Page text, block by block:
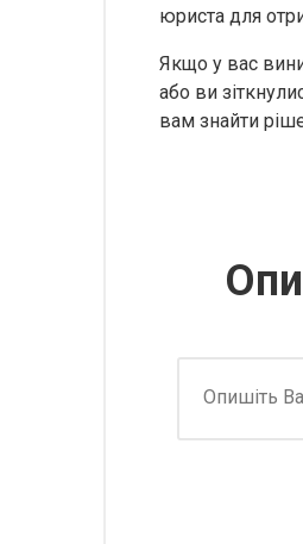
юриста для
Якщо у вас
або ви
вам знайти